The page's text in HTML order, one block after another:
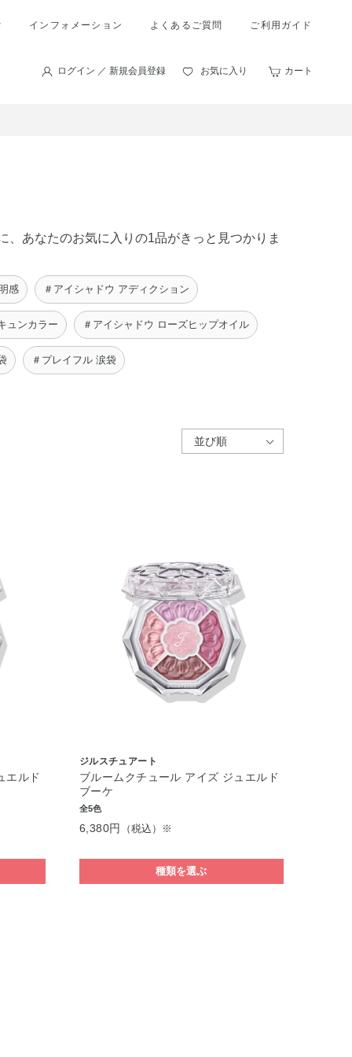
インフォメーション よくあるご質問 ご利用ガイド
ログイン ／ 新規会員登録 お気に入り カート
あなたのお気に入りの1品がきっと見つかりま
感 ＃アイシャドウ アディクション
ュンカラー ＃アイシャドウ ローズヒップオイル
＃プレイフル 涙袋
エルド
ジルスチュアート
ブルームクチュール アイズ ジュエルド
ブーケ
全5色
6,380円 （税込）※
種類を選ぶ